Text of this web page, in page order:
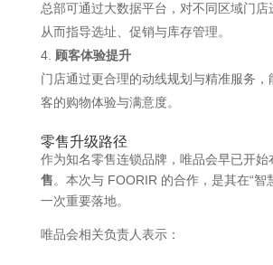
总部可通过大数据平台，对不同区域门店
从而指导选址、促销与库存管理。
顾客体验提升
门店通过更合理的动线规划与精准服务，
客的购物体验与满意度。
零售升级路径
作为知名零售连锁品牌，唯品会早已开始
售。本次与 FOORIR 的合作，是其在“智
一次重要落地。
唯品会相关负责人表示：